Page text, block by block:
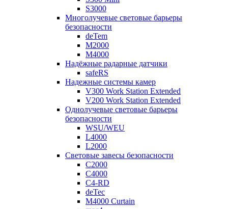
S3000
Многолучевые световые барьеры
безопасности
deTem
M2000
M4000
Надёжные радарные датчики
safeRS
Надежные системы камер
V300 Work Station Extended
V200 Work Station Extended
Однолучевые световые барьеры
безопасности
WSU/WEU
L4000
L2000
Световые завесы безопасности
C2000
C4000
C4-RD
deTec
M4000 Curtain